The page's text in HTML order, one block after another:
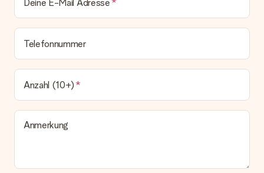
Deine E-Mail Adresse
Telefonnummer
Anzahl (10+)
Anmerkung